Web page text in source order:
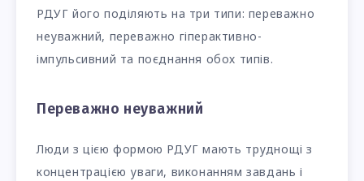
РДУГ його поділяють на три типи: переважно
неуважний, переважно гіперактивно-
імпульсивний та поєднання обох типів.
Переважно неуважний
Люди з цією формою РДУГ мають труднощі з
концентрацією уваги, виконанням завдань і